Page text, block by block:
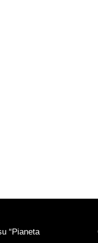
“Pianeta